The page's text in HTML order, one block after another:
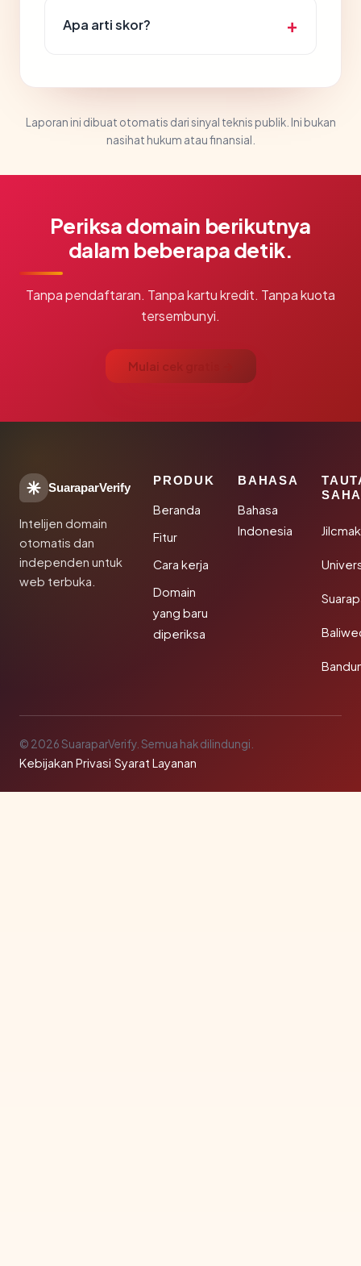
Apa arti skor?
Laporan ini dibuat otomatis dari sinyal teknis publik. Ini bukan
nasihat hukum atau finansial.
Periksa domain berikutnya
dalam beberapa detik.
Tanpa pendaftaran. Tanpa kartu kredit. Tanpa kuota
tersembunyi.
Mulai cek gratis →
SuaraparVerify
Intelijen domain
otomatis dan
independen untuk
web terbuka.
PRODUK
Beranda
Fitur
Cara kerja
Domain
yang baru
diperiksa
BAHASA
Bahasa
Indonesia
© 2026 SuaraparVerify. Semua hak dilindungi.
Kebijakan Privasi·Syarat Layanan